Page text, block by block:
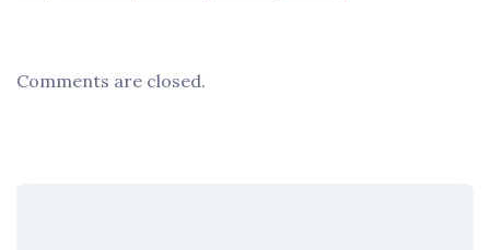
Comments are closed.